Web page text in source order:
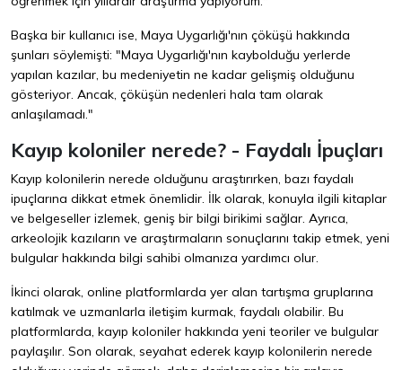
Başka bir kullanıcı ise, Maya Uygarlığı'nın çöküşü hakkında
şunları söylemişti: "Maya Uygarlığı'nın kaybolduğu yerlerde
yapılan kazılar, bu medeniyetin ne kadar gelişmiş olduğunu
gösteriyor. Ancak, çöküşün nedenleri hala tam olarak
anlaşılamadı."
Kayıp koloniler nerede? - Faydalı İpuçları
Kayıp kolonilerin nerede olduğunu araştırırken, bazı faydalı
ipuçlarına dikkat etmek önemlidir. İlk olarak, konuyla ilgili kitaplar
ve belgeseller izlemek, geniş bir bilgi birikimi sağlar. Ayrıca,
arkeolojik kazıların ve araştırmaların sonuçlarını takip etmek, yeni
bulgular hakkında bilgi sahibi olmanıza yardımcı olur.
İkinci olarak, online platformlarda yer alan tartışma gruplarına
katılmak ve uzmanlarla iletişim kurmak, faydalı olabilir. Bu
platformlarda, kayıp koloniler hakkında yeni teoriler ve bulgular
paylaşılır. Son olarak, seyahat ederek kayıp kolonilerin nerede